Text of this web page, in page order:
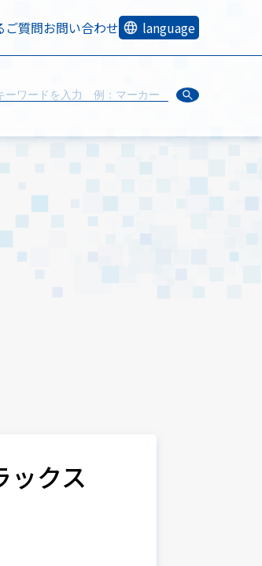
ご質問お問い合わせ language
ックス